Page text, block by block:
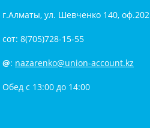
г.Алматы, ул. Шевченко 140, оф.202
сот: 8(705)728-15-55
@: nazarenko@union-account.kz
Обед с 13:00 до 14:00